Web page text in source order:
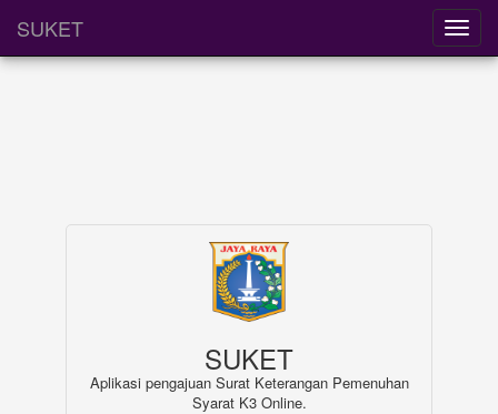
SUKET
SUKET
Aplikasi pengajuan Surat Keterangan Pemenuhan
Syarat K3 Online.